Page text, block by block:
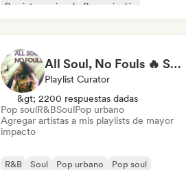
Rap internacional
Rap en inglés
All Soul, No Fouls 🔥 Smooth Contemporary R&B & Neo Soul
Playlist Curator
&gt; 2200 respuestas dadas
Pop soulR&BSoulPop urbano
Agregar artistas a mis playlists de mayor
impacto
R&B Soul Pop urbano Pop soul